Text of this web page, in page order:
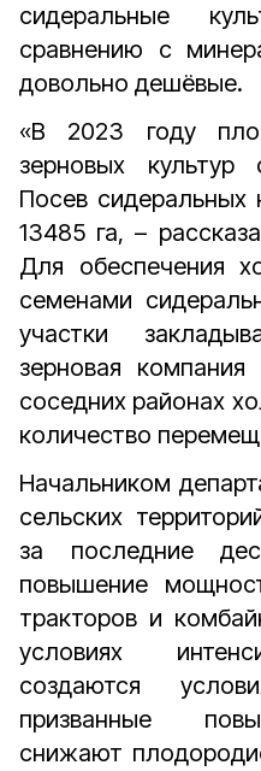
сидеральные
сравнению с
довольно дешёвые.
«В 2023 году
зерновых
Посев сидеральных
13485 га, –
Для обеспечения
семенами
участки
зерновая
соседних районах
количество
Начальником
сельских
за последние
повышение
тракторов и
условиях
создаются
призванные
снижают